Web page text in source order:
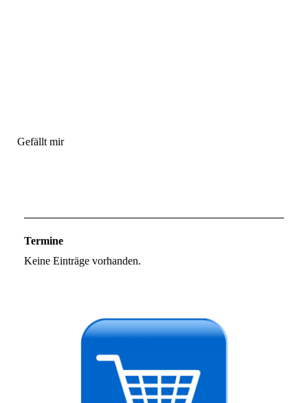
Gefällt mir
Termine
Keine Einträge vorhanden.